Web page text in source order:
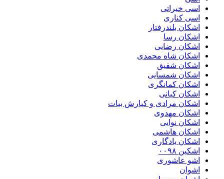
اسی خیراتی
اسی کناری
اشکان بلندرفتار
اشکان رسا
اشکان رضایی
اشکان شاه محمدی
اشکان شفیق
اشکان شمسایی
اشکان‌ کمانگری
اشکان کیانی
اشکان مرادی و کیارش بیات
اشکان مهدوی
اشکان نوایی
اشکان هاشمی
اشکان یادگاری
اشکین ۰۰۹۸
اشو عاشوری
اشوان